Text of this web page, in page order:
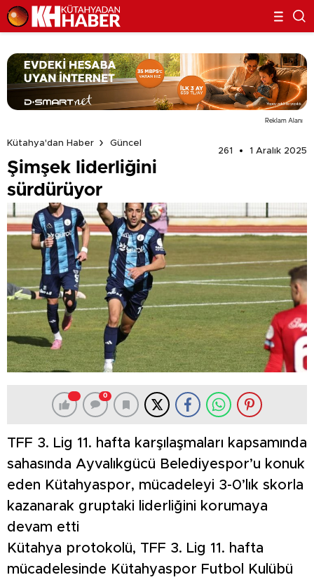
Reklam Alanı
Kütahya'dan Haber
Güncel
261
1 Aralık 2025
Şimşek liderliğini
sürdürüyor
0
TFF 3. Lig 11. hafta karşılaşmaları kapsamında
sahasında Ayvalıkgücü Belediyespor’u konuk
eden Kütahyaspor, mücadeleyi 3-0’lık skorla
kazanarak gruptaki liderliğini korumaya
devam etti
Kütahya protokolü, TFF 3. Lig 11. hafta
mücadelesinde Kütahyaspor Futbol Kulübü